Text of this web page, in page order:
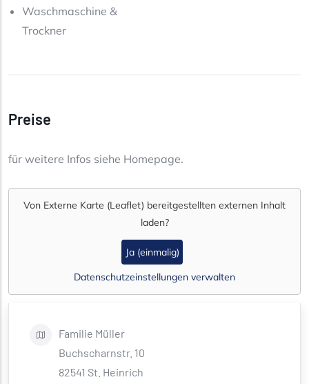
Waschmaschine &
Trockner
Preise
für weitere Infos siehe Homepage.
Von Externe Karte (Leaflet) bereitgestellten externen Inhalt
laden?
Ja (einmalig)
Datenschutzeinstellungen verwalten
Familie Müller
Buchscharnstr. 10
82541 St. Heinrich